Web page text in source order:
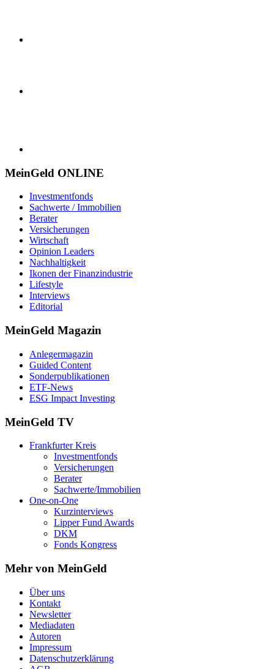
MeinGeld ONLINE
Investmentfonds
Sachwerte / Immobilien
Berater
Versicherungen
Wirtschaft
Opinion Leaders
Nachhaltigkeit
Ikonen der Finanzindustrie
Lifestyle
Interviews
Editorial
MeinGeld Magazin
Anlegermagazin
Guided Content
Sonderpublikationen
ETF-News
ESG Impact Investing
MeinGeld TV
Frankfurter Kreis
Investmentfonds
Versicherungen
Berater
Sachwerte/Immobilien
One-on-One
Kurzinterviews
Lipper Fund Awards
DKM
Fonds Kongress
Mehr von MeinGeld
Über uns
Kontakt
Newsletter
Mediadaten
Autoren
Impressum
Datenschutzerklärung